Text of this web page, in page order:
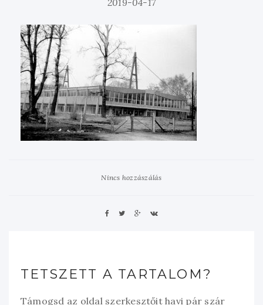
2019-04-17
Nincs hozzászálás
TETSZETT A TARTALOM?
Támogsd az oldal szerkesztőit havi pár szár